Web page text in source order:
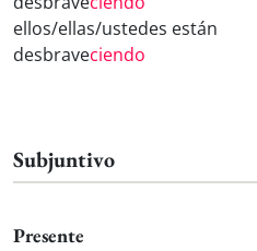
ellos/ellas/ustedes están
desbraveciendo
Subjuntivo
Presente